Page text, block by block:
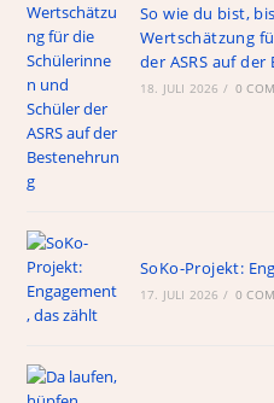
So wie du bist,
Wertschätzung
der ASRS auf
18. JULI 2026 / 0
SoKo-Projekt:
17. JULI 2026 / 0